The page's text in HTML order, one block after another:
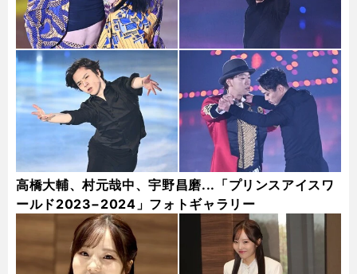
高橋大輔、村元哉中、宇野昌磨...「プリンスアイスワ
ールド2023−2024」フォトギャラリー